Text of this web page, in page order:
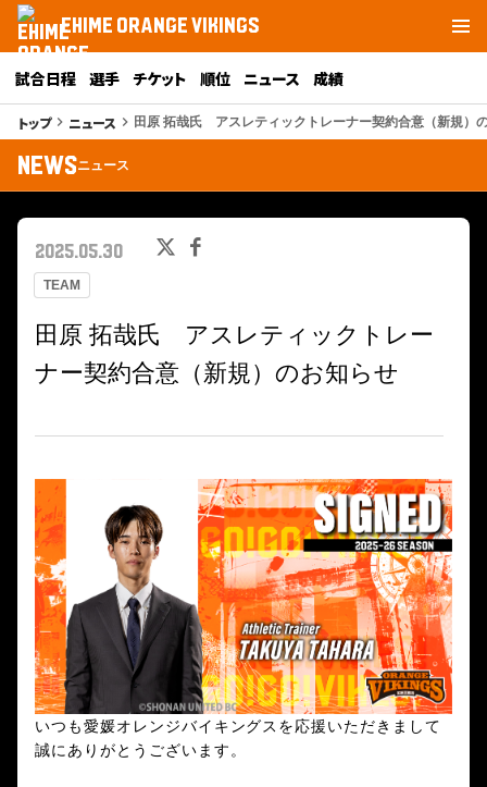
EHIME ORANGE VIKINGS
試合日程 選手 チケット 順位 ニュース 成績
トップkeyboard_arrow_right ニュース keyboard_arrow_right 田原 拓哉氏 アスレティックトレーナー契約合意（新規）
NEWSニュース
TEAM
2025.05.30
田原 拓哉氏 アスレティックトレー
ナー契約合意（新規）のお知らせ
いつも愛媛オレンジバイキングスを応援いただきまして
誠にありがとうございます。